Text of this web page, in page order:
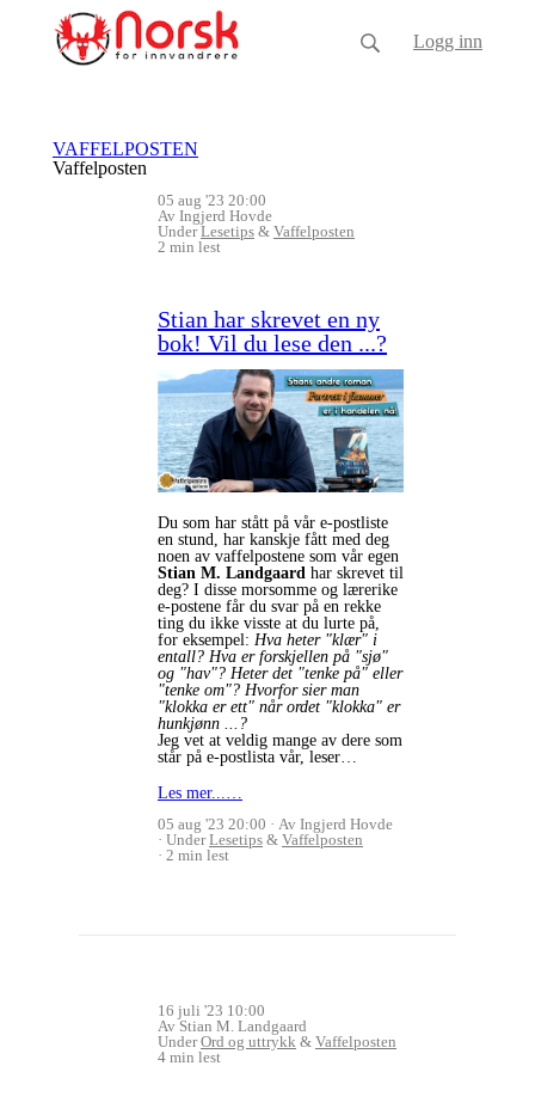
Logg inn
VAFFELPOSTEN
Vaffelposten
05 aug '23 20:00
Av Ingjerd Hovde
UnderLesetips & Vaffelposten
2 min lest
Stian har skrevet en ny
bok! Vil du lese den ...?
Du som har stått på vår e-postliste
en stund, har kanskje fått med deg
noen av vaffelpostene som vår egen
Stian M. Landgaard har skrevet til
deg? I disse morsomme og lærerike
e-postene får du svar på en rekke
ting du ikke visste at du lurte på,
for eksempel: Hva heter "klær" i
entall? Hva er forskjellen på "sjø"
og "hav"? Heter det "tenke på" eller
"tenke om"? Hvorfor sier man
"klokka er ett" når ordet "klokka" er
hunkjønn ...?
Jeg vet at veldig mange av dere som
står på e-postlista vår, leser…
Les mer...…
05 aug '23 20:00
Av Ingjerd Hovde
UnderLesetips & Vaffelposten
2 min lest
16 juli '23 10:00
Av Stian M. Landgaard
UnderOrd og uttrykk & Vaffelposten
4 min lest